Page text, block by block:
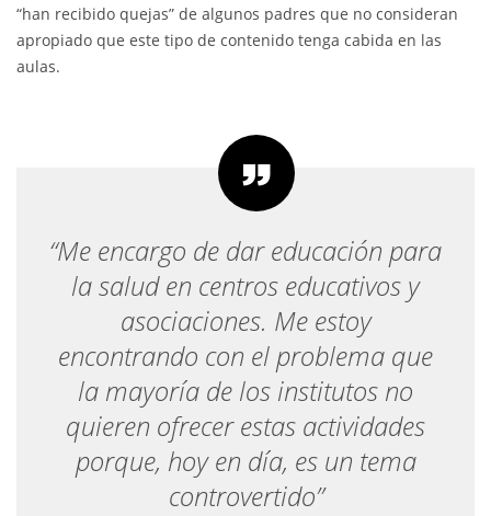
“han recibido quejas” de algunos padres que no consideran
apropiado que este tipo de contenido tenga cabida en las
aulas.
“Me encargo de dar educación para
la salud en centros educativos y
asociaciones. Me estoy
encontrando con el problema que
la mayoría de los institutos no
quieren ofrecer estas actividades
porque, hoy en día, es un tema
controvertido”